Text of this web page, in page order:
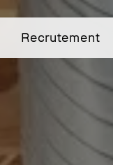
Recrutement